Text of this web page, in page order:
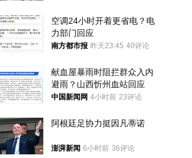
空调24小时开着更省电？电
力部门回应
南方都市报 昨天23:45 40评论
献血屋暴雨时阻拦群众入内
避雨？山西忻州血站回应
中国新闻网 4小时前 23评论
阿根廷足协力挺因凡蒂诺
澎湃新闻 6小时前 36评论